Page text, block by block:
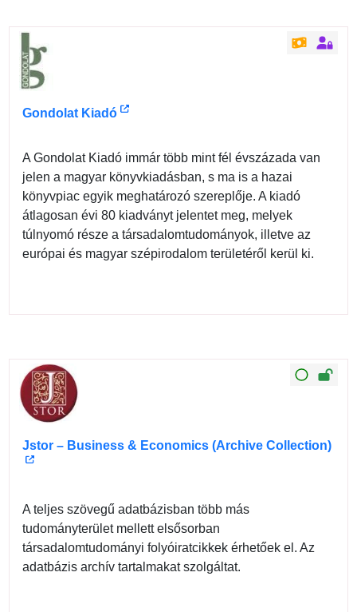
Gondolat Kiadó
A Gondolat Kiadó immár több mint fél évszázada van
jelen a magyar könyvkiadásban, s ma is a hazai
könyvpiac egyik meghatározó szereplője. A kiadó
átlagosan évi 80 kiadványt jelentet meg, melyek
túlnyomó része a társadalomtudományok, illetve az
európai és magyar szépirodalom területéről kerül ki.
Jstor – Business & Economics (Archive Collection)
A teljes szövegű adatbázisban több más
tudományterület mellett elsősorban
társadalomtudományi folyóiratcikkek érhetőek el. Az
adatbázis archív tartalmakat szolgáltat.